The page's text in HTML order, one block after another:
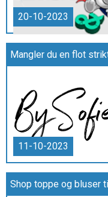
20-10-2023
Mangler du en flot
11-10-2023
Shop toppe og bluser